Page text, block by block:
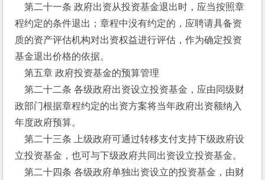
第二十一条 政府出资从投资基金退出时，应当按照章
程约定的条件退出；章程中没有约定的，应聘请具备资
质的资产评估机构对出资权益进行评估，作为确定投资
基金退出价格的依据。
第五章 政府投资基金的预算管理
第二十二条 各级政府出资设立投资基金，应由同级财
政部门根据章程约定的出资方案将当年政府出资额纳入
年度政府预算。
第二十三条 上级政府可通过转移支付支持下级政府设
立投资基金，也可与下级政府共同出资设立投资基金。
第二十四条 各级政府单独出资设立的投资基金，由财